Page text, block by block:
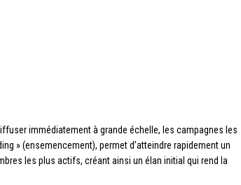
immédiatement à grande échelle, les campagnes les
» (ensemencement), permet d’atteindre rapidement un
les plus actifs, créant ainsi un élan initial qui rend la